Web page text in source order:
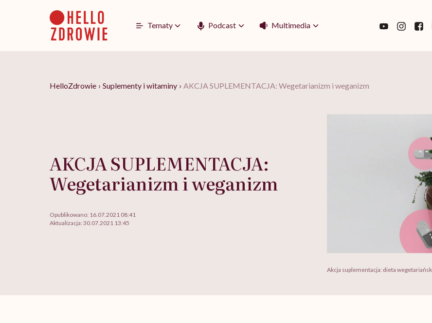
Tematy Podcast Multimedia
HelloZdrowie › Suplementy i witaminy › AKCJA SUPLEMENTACJA: Wegetarianizm i weganizm
AKCJA SUPLEMENTACJA:
Wegetarianizm i weganizm
Opublikowano: 16.07.2021 08:41
Aktualizacja: 30.07.2021 13:45
Akcja suplementacja: dieta